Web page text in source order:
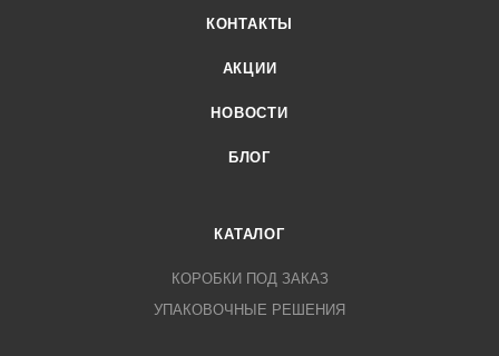
КОНТАКТЫ
АКЦИИ
НОВОСТИ
БЛОГ
КАТАЛОГ
КОРОБКИ ПОД ЗАКАЗ
УПАКОВОЧНЫЕ РЕШЕНИЯ